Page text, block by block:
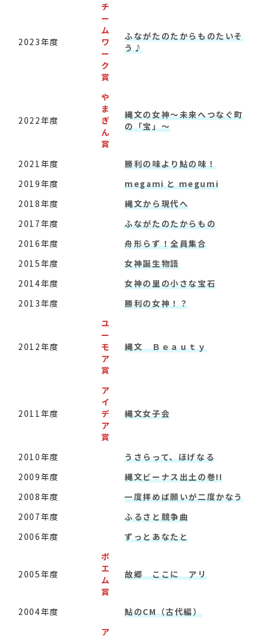
2023年度
チ
ー
ム
ワ
ー
ク
賞
ふながたのたからものたいそ
う♪
2022年度
や
ま
ぎ
ん
賞
縄文の女神～未来へつなぐ町
の「宝」～
2021年度
勝利の味より鮎の味！
2019年度
megami と megumi
2018年度
縄文から現代へ
2017年度
ふながたのたからもの
2016年度
舟形らず！全員集合
2015年度
女神誕生物語
2014年度
女神の里の小さな宝石
2013年度
勝利の女神！？
2012年度
ユ
ー
モ
ア
賞
縄文 Ｂｅａｕｔｙ
2011年度
ア
イ
デ
ア
賞
縄文女子会
2010年度
うさらって、ほげなる
2009年度
縄文ビーナス出土の巻!!
2008年度
一度拝めば願いが二度かなう
2007年度
ふるさと競争曲
2006年度
ずっとあなたと
2005年度
ポ
エ
ム
賞
故郷 ここに アリ
2004年度
鮎のCM（古代編）
ア